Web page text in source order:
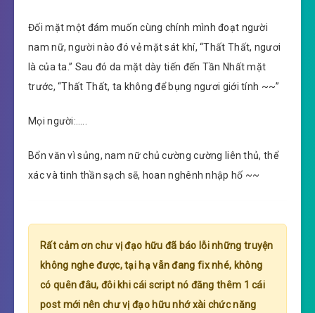
Đối mặt một đám muốn cùng chính mình đoạt người
nam nữ, người nào đó vẻ mặt sát khí, “Thất Thất, ngươi
là của ta.” Sau đó da mặt dày tiến đến Tần Nhất mặt
trước, “Thất Thất, ta không để bụng ngươi giới tính ~~”
Mọi người:…..
Bổn văn vì sủng, nam nữ chủ cường cường liên thủ, thể
xác và tinh thần sạch sẽ, hoan nghênh nhập hố ~~
Rất cảm ơn chư vị đạo hữu đã báo lỗi những truyện
không nghe được, tại hạ vẫn đang fix nhé, không
có quên đâu, đôi khi cái script nó đăng thêm 1 cái
post mới nên chư vị đạo hữu nhớ xài chức năng